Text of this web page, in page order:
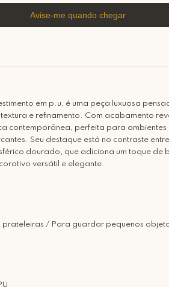
em p.u, é uma peça luxuosa
e refinamento. Com acabamento
contemporânea, perfeita para ambientes
Seu destaque está no contraste
dourado, que adiciona um toque de
versátil e elegante.
prateleiras / Para guardar pequenos